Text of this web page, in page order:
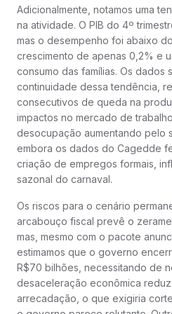
Adicionalmente, notamos uma
na atividade. O PIB do 4º
mas o desempenho foi abaixo
crescimento de apenas 0,2% e
consumo das famílias. Os dados
continuidade dessa tendência,
consecutivos de queda na
impactos no mercado de
desocupação aumentando pelo
embora os dados do Cagedde
criação de empregos formais,
sazonal do carnaval.
Os riscos para o cenário
arcabouço fiscal prevê o
mas, mesmo com o pacote
estimamos que o governo
R$70 bilhões, necessitando de
desaceleração econômica
arrecadação, o que exigiria